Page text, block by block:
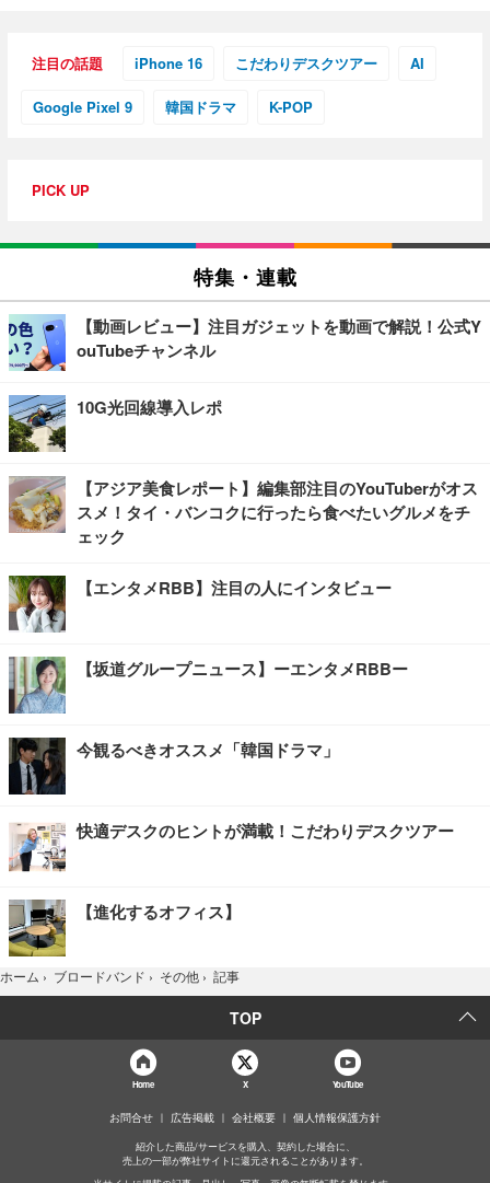
注目の話題 iPhone 16 こだわりデスクツアー AI
Google Pixel 9 韓国ドラマ K-POP
PICK UP
特集・連載
【動画レビュー】注目ガジェットを動画で解説！公式Y
ouTubeチャンネル
10G光回線導入レポ
【アジア美食レポート】編集部注目のYouTuberがオス
スメ！タイ・バンコクに行ったら食べたいグルメをチ
ェック
【エンタメRBB】注目の人にインタビュー
【坂道グループニュース】ーエンタメRBBー
今観るべきオススメ「韓国ドラマ」
快適デスクのヒントが満載！こだわりデスクツアー
【進化するオフィス】
ホーム › ブロードバンド › その他 › 記事
TOP
Home X YouTube
お問合せ 広告掲載 会社概要 個人情報保護方針
紹介した商品/サービスを購入、契約した場合に、
売上の一部が弊社サイトに還元されることがあります。